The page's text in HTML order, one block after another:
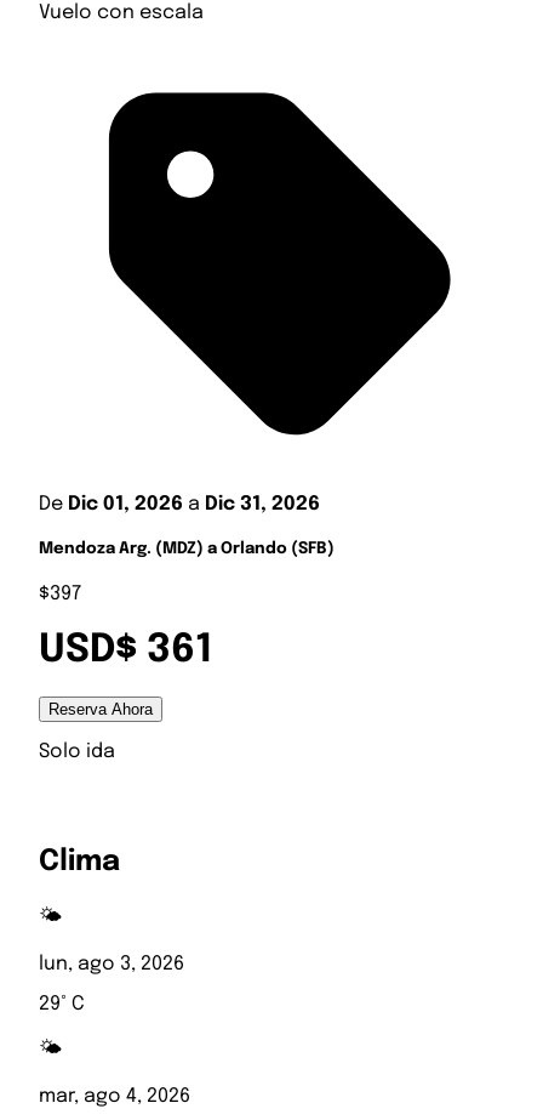
Vuelo con escala
De Dic 01, 2026 a Dic 31, 2026
Mendoza Arg. (MDZ) a Orlando (SFB)
$397
USD$ 361
Reserva Ahora
Solo ida
Clima
🌤️
lun, ago 3, 2026
29° C
🌤️
mar, ago 4, 2026